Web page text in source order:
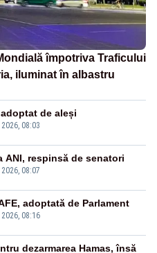
împotriva Traficului
iluminat în albastru
08:03
de aleși
08:07
ANI, respinsă de senatori
08:16
adoptată de Parlament
dezarmarea Hamas, însă